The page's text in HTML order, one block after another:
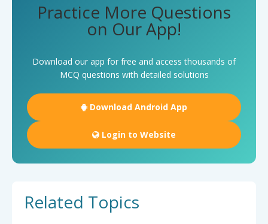
Practice More Questions
on Our App!
Download our app for free and access thousands of
MCQ questions with detailed solutions
Download Android App
Login to Website
Related Topics